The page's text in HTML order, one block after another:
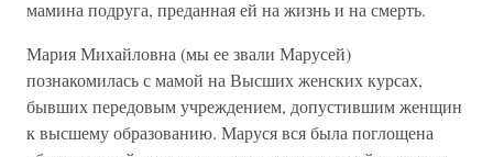
мамина подруга, преданная ей на жизнь и на смерть.
Мария Михайловна (мы ее звали Марусей)
познакомилась с мамой на Высших женских курсах,
бывших передовым учреждением, допустившим женщин
к высшему образованию. Маруся вся была поглощена